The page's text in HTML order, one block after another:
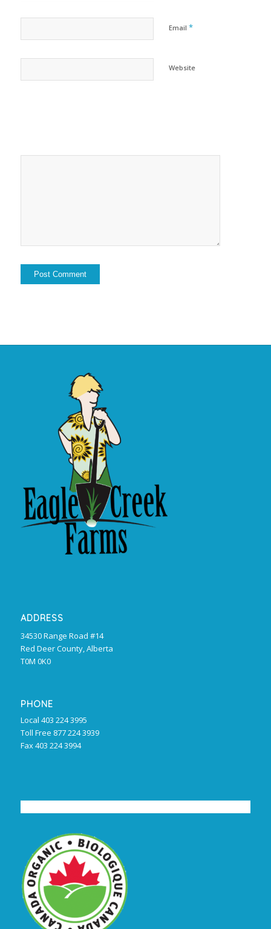
Email *
Website
ADDRESS
34530 Range Road #14
Red Deer County, Alberta
T0M 0K0
PHONE
Local 403 224 3995
Toll Free 877 224 3939
Fax 403 224 3994